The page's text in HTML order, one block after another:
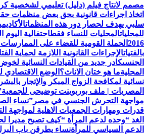
مصمم لانتاج فيلم (دليل) تعليمي لشخصية
اتخاذ اجراءات قانونية بحق بعض منظمات
سلبي يهدف لحصار دور هذه المنظمات
للمحلياتالمحليات للنساء فقطاحتفالية اليوم
2016 الحملة القومية للقضاء على الممارسات
بالفتياتالإجراءات القانونية اللازمة لحماية
الجنسىكادر جديد من القيادات النسائية لخوض
المحليةما هو ختان الاناث؟ الوضع الاقتصادي
نسائية لمكافحة الزواج المبكر والإتجار بالبشر
المصريات | ملف بوربوينت توضيحى للجمعية
مواجهة التحرش الجنسي في مصر”نساء
قدرات ومهارات الجمعيات الاهلية لمواجهة
الغد “وحده لدعم المرأة “كيف تصبح مديرا
الدعم السياسي للمرأةنساء يطرقن باب